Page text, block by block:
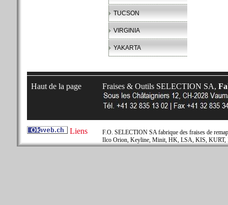
TUCSON
VIRGINIA
YAKARTA
Haut de la page Fraises & Outils SELECTION SA,
Liens
F.O. SELECTION SA fabrique des fraises de
Ilco Orion, Keyline, Minit, HK, LSA, KIS, KURT,